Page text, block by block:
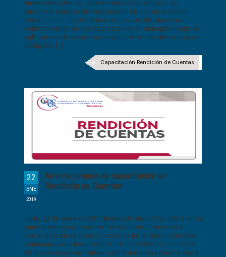
implementa plan de capacitación sobre rendición de
cuentas El Consejo de Participación Ciudadana y Control
Social, CPCCS, implementará un proceso de capacitación
sobre rendición de cuentas, así como el cronograma que se
aplicará para la presentación de los informes de los sujetos
obligados [...]
Capacitación Rendición de Cuentas
Arranca jornada de capacitación en
Rendición de Cuentas
22
ENE
2019
Quito, 22 de enero de 2019 Boletín de Prensa No. 388 Arranca
jornada de capacitación en Rendición de Cuentas En el
marco de la apertura del proceso de Rendición de Cuentas,
conforme con la Resolución No. PLE-CPCCS-T-E-207-19-12-
2018, el Consejo de Participación Ciudadana y Control Social